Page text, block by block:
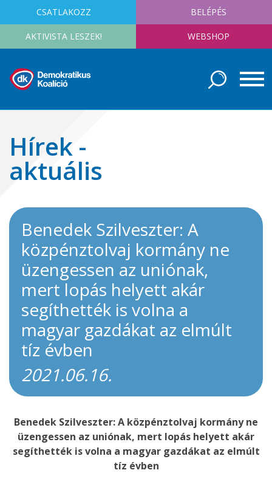
CSATLAKOZZ BELÉPÉS
AKTIVISTA LESZEK! WEBSHOP
Hírek -
aktuális
Benedek Szilveszter: A
közpénztolvaj kormány ne
üzengessen az uniónak,
mert lopás helyett akár
segíthették is volna a
magyar gazdákat az elmúlt
tíz évben
2021.06.16.
Benedek Szilveszter: A közpénztolvaj kormány ne
üzengessen az uniónak, mert lopás helyett akár
segíthették is volna a magyar gazdákat az elmúlt
tíz évben